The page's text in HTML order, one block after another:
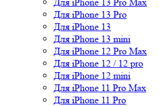
Для iPhone 13 Pro
Для iPhone 13
Для iPhone 13 mini
Для iPhone 12 Pro Max
Для iPhone 12 / 12 pro
Для iPhone 12 mini
Для iPhone 11 Pro Max
Для iPhone 11 Pro